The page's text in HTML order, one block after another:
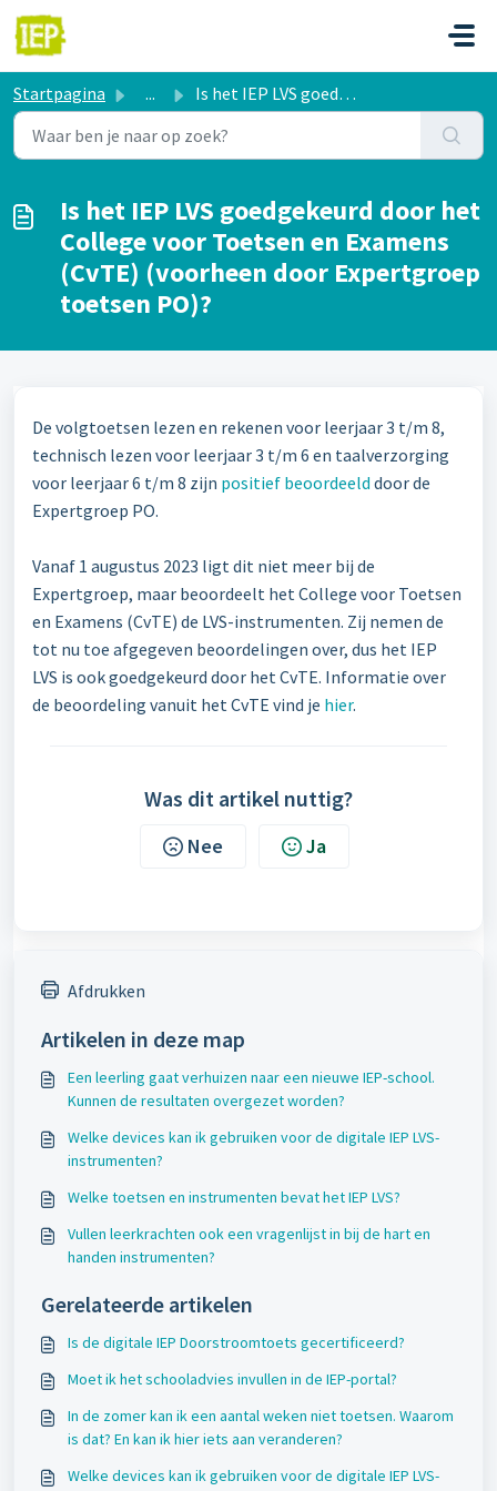
Doorgaan naar hoofdinhoud
Startpagina ... Is het IEP LVS goedgekeurd door het College voor Toetsen ...
Is het IEP LVS goedgekeurd door het
College voor Toetsen en Examens
(CvTE) (voorheen door Expertgroep
toetsen PO)?
De volgtoetsen lezen en rekenen voor leerjaar 3 t/m 8,
technisch lezen voor leerjaar 3 t/m 6 en taalverzorging
voor leerjaar 6 t/m 8 zijn positief beoordeeld door de
Expertgroep PO.
Vanaf 1 augustus 2023 ligt dit niet meer bij de
Expertgroep, maar beoordeelt het College voor Toetsen
en Examens (CvTE) de LVS-instrumenten. Zij nemen de
tot nu toe afgegeven beoordelingen over, dus het IEP
LVS is ook goedgekeurd door het CvTE. Informatie over
de beoordeling vanuit het CvTE vind je hier.
Was dit artikel nuttig?
Nee Ja
Afdrukken
Artikelen in deze map
Een leerling gaat verhuizen naar een nieuwe IEP-school.
Kunnen de resultaten overgezet worden?
Welke devices kan ik gebruiken voor de digitale IEP LVS-
instrumenten?
Welke toetsen en instrumenten bevat het IEP LVS?
Vullen leerkrachten ook een vragenlijst in bij de hart en
handen instrumenten?
Gerelateerde artikelen
Is de digitale IEP Doorstroomtoets gecertificeerd?
Moet ik het schooladvies invullen in de IEP-portal?
In de zomer kan ik een aantal weken niet toetsen. Waarom
is dat? En kan ik hier iets aan veranderen?
Welke devices kan ik gebruiken voor de digitale IEP LVS-